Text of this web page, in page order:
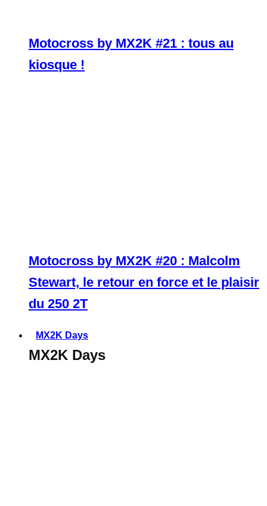
Motocross by MX2K #21 : tous au
kiosque !
Motocross by MX2K #20 : Malcolm
Stewart, le retour en force et le plaisir
du 250 2T
MX2K Days
MX2K Days